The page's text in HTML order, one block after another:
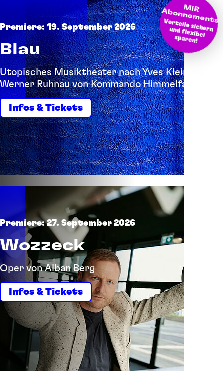
M
iR A
bonnem
ents
Vorteile sichern und flexibel
sparen!
Premiere: 19. September 2026
Blau
Utopisches Musiktheater nach Yves Klein und
Werner Ruhnau von Kommando Himmelfahrt
Infos & Tickets
Premiere: 27. September 2026
Wozzeck
Oper von Alban Berg
Infos & Tickets